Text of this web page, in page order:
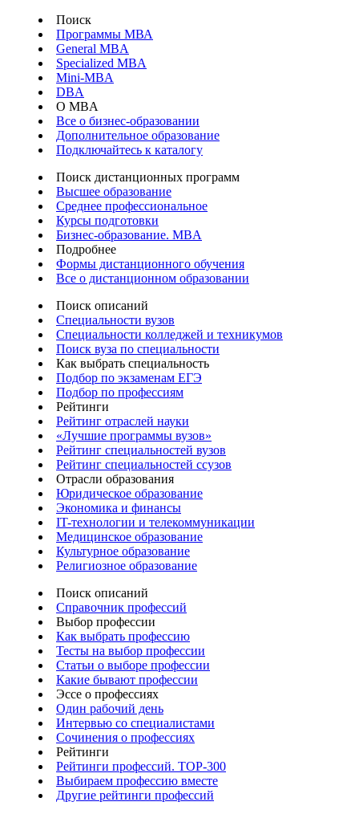
Поиск
Программы МВА
General MBA
Specialized MBA
Mini-MBA
DBA
О MBA
Все о бизнес-образовании
Дополнительное образование
Подключайтесь к каталогу
Поиск дистанционных программ
Высшее образование
Среднее профессиональное
Курсы подготовки
Бизнес-образование. MBA
Подробнее
Формы дистанционного обучения
Все о дистанционном образовании
Поиск описаний
Специальности вузов
Специальности колледжей и техникумов
Поиск вуза по специальности
Как выбрать специальность
Подбор по экзаменам ЕГЭ
Подбор по профессиям
Рейтинги
Рейтинг отраслей науки
«Лучшие программы вузов»
Рейтинг специальностей вузов
Рейтинг специальностей ссузов
Отрасли образования
Юридическое образование
Экономика и финансы
IT-технологии и телекоммуникации
Медицинское образование
Культурное образование
Религиозное образование
Поиск описаний
Справочник профессий
Выбор профессии
Как выбрать профессию
Тесты на выбор профессии
Статьи о выборе профессии
Какие бывают профессии
Эссе о профессиях
Один рабочий день
Интервью со специалистами
Сочинения о профессиях
Рейтинги
Рейтинги профессий. TOP-300
Выбираем профессию вместе
Другие рейтинги профессий